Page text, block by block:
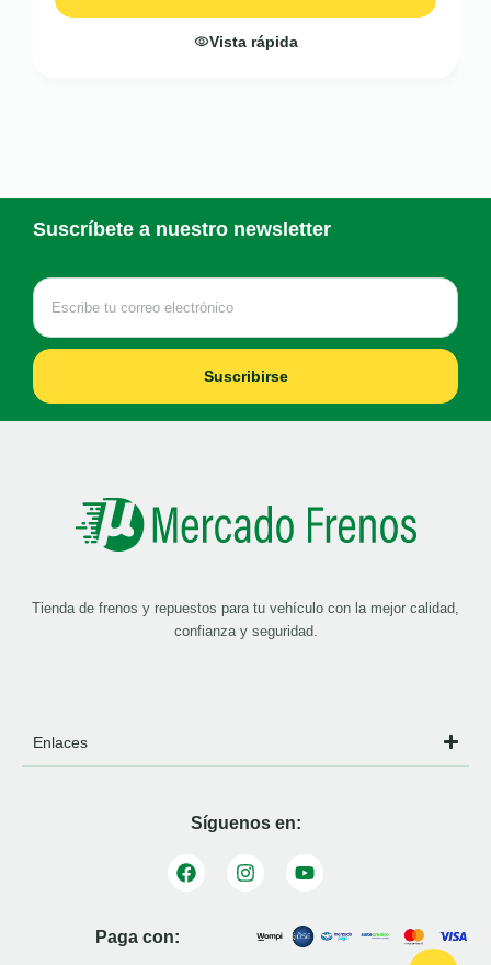
Vista rápida
Suscríbete a nuestro newsletter
Suscribirse
Tienda de frenos y repuestos para tu vehículo con la mejor calidad,
confianza y seguridad.
Enlaces
Síguenos en:
Paga con: